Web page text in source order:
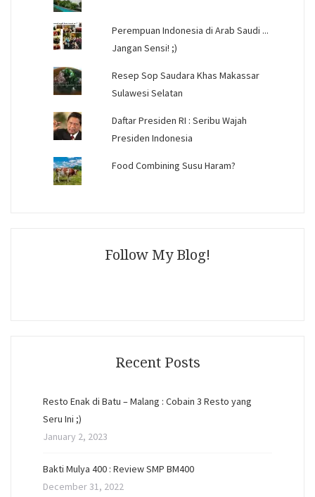
Perempuan Indonesia di Arab Saudi ...
Jangan Sensi! ;)
Resep Sop Saudara Khas Makassar
Sulawesi Selatan
Daftar Presiden RI : Seribu Wajah
Presiden Indonesia
Food Combining Susu Haram?
Follow My Blog!
Recent Posts
Resto Enak di Batu – Malang : Cobain 3 Resto yang
Seru Ini ;)
January 2, 2023
Bakti Mulya 400 : Review SMP BM400
December 31, 2022